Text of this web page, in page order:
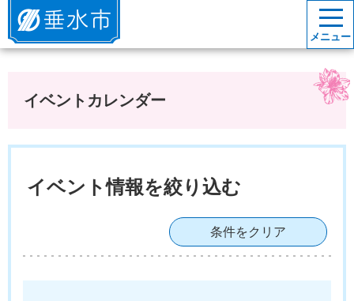
垂水市
メニュー
イベントカレンダー
イベント情報を絞り込む
条件をクリア